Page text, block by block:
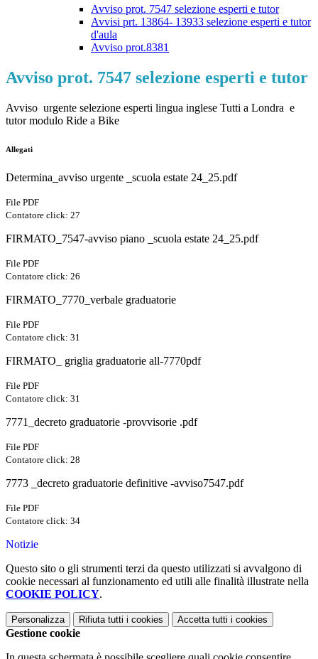
Avviso prot. 7547 selezione esperti e tutor
Avvisi prt. 13864- 13933 selezione esperti e tutor
d'aula
Avviso prot.8381
Avviso prot. 7547 selezione esperti e tutor
Avviso urgente selezione esperti lingua inglese Tutti a Londra e
tutor modulo Ride a Bike
Allegati
Determina_avviso urgente _scuola estate 24_25.pdf
File PDF
Contatore click: 27
FIRMATO_7547-avviso piano _scuola estate 24_25.pdf
File PDF
Contatore click: 26
FIRMATO_7770_verbale graduatorie
File PDF
Contatore click: 31
FIRMATO_ griglia graduatorie all-7770pdf
File PDF
Contatore click: 31
7771_decreto graduatorie -provvisorie .pdf
File PDF
Contatore click: 28
7773 _decreto graduatorie definitive -avviso7547.pdf
File PDF
Contatore click: 34
Notizie
Questo sito o gli strumenti terzi da questo utilizzati si avvalgono di
cookie necessari al funzionamento ed utili alle finalità illustrate nella
COOKIE POLICY.
Personalizza Rifiuta tutti i cookies Accetta tutti i cookies
Gestione cookie